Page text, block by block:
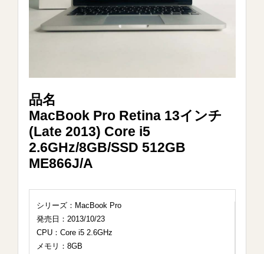
品名
MacBook Pro Retina 13インチ
(Late 2013) Core i5
2.6GHz/8GB/SSD 512GB
ME866J/A
シリーズ：MacBook Pro
発売日：2013/10/23
CPU：Core i5 2.6GHz
メモリ：8GB